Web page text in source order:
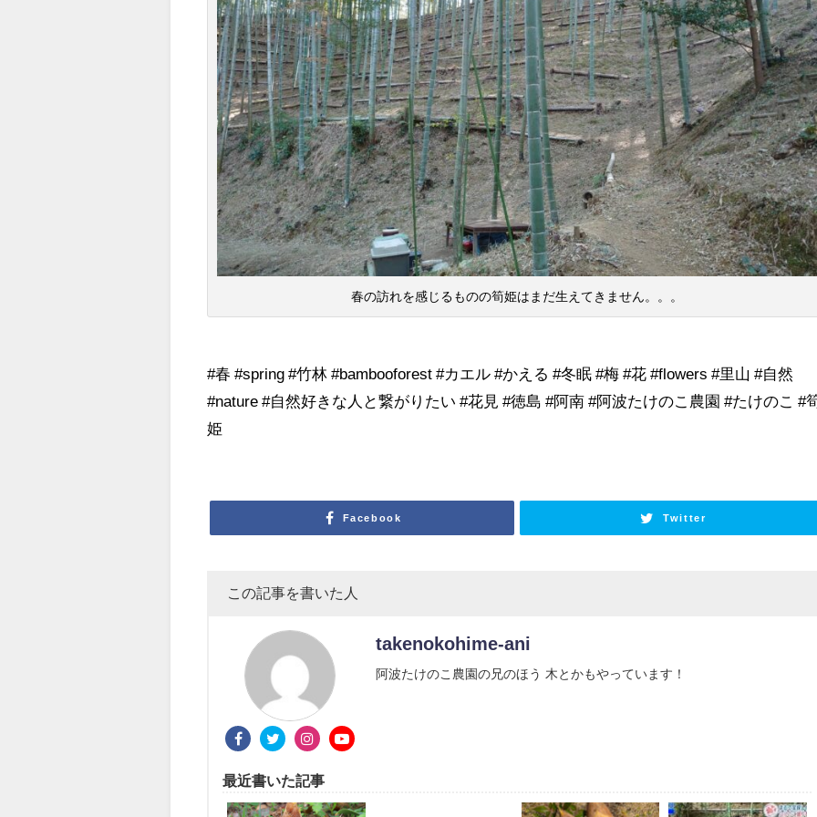
春の訪れを感じるものの筍姫はまだ生えてきません。。。
#春 #spring #竹林 #bambooforest #カエル #かえる #冬眠 #梅 #花 #flowers #里山 #自然
#nature #自然好きな人と繋がりたい #花見 #徳島 #阿南 #阿波たけのこ農園 #たけのこ #
姫
Facebook Twitter
この記事を書いた人
takenokohime-ani
阿波たけのこ農園の兄のほう 木とかもやっています！
最近書いた記事